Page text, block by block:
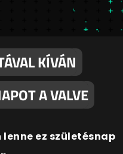
KÍVÁN
A VALVE
ez születésnap